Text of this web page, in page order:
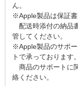
ん。
※Apple製品は保証書
配送時添付の納品
管してください。
※Apple製品のサポ
トで承っております。
商品のサポートに
絡ください。